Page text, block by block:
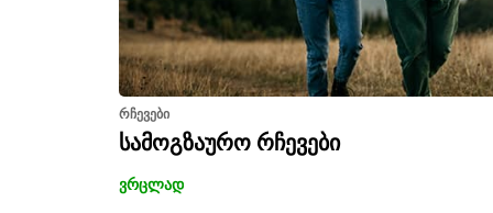
რჩევები
სამოგზაურო რჩევები
ვრცლად